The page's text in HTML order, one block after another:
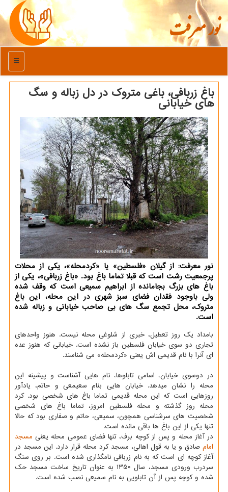
نور معرفت
منو
باغ زربافی، باغی متروک در دل زباله و سگ
های خیابانی
نور معرفت: از گیلان «فلسطین» یا «کردمحله»، یکی از محلات
پرجمعیت رشت است که قبلا تماما باغ بود. «باغ زربافی»، یکی از
باغ های بزرگ بجامانده از ابراهیم سمیعی است که وقف شده
ولی باوجود فقدان فضای سبز شهری در این محله، این باغ
متروک، محل تجمع سگ های بی صاحب خیابانی و زباله شده
است.
بامداد یک روز تعطیل، خبری از شلوغی محله نیست. هنوز واحدهای
تجاری دو سوی خیابان فلسطین باز نشده است. خیابانی که هنوز عده
ای آنرا با نام قدیمی اش یعنی «کردمحله» می شناسند.
در دوسوی خیابان، اسامی تابلوها، نام هایی آشناست و پیشینه این
محله را نشان میدهد. خیابان هایی بنام سعیمعی و حاتم، یادآور
روزهایی است که این محله قدیمی تماما باغ های شخصی بود. کرد
محله روز گذشته و محله فلسطین امروز، تماما باغ های شخصی
شخصیت های سرشناسی همچون، سمیعی، حاتم و صفاری بود که حالا
تنها یکی از این باغ ها باقی مانده است.
در آغاز محله و پس از کوچه برف، تنها فضای عمومی محله یعنی مسجد
امام صادق و یا به قول اهالی، مسجد کرد محله قرار دارد. این مسجد در
آغاز کوچه ای است که به نام زربافی نامگذاری شده است. بر روی سنگ
سردرب ورودی مسجد، سال ۱۳۵۰ به عنوان تاریخ ساخت مسجد حک
شده و کوچه پس از آن تابلویی به نام سمیعی نصب شده است.